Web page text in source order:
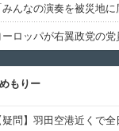
もりー